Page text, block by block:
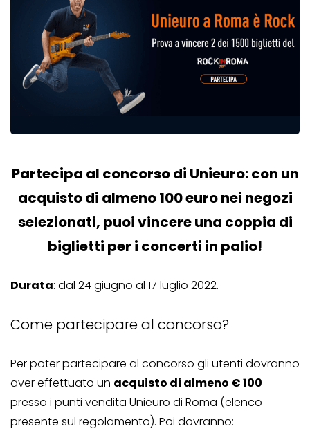
Partecipa al concorso di Unieuro: con un
acquisto di almeno 100 euro nei negozi
selezionati, puoi vincere una coppia di
biglietti per i concerti in palio!
Durata: dal 24 giugno al 17 luglio 2022.
Come partecipare al concorso?
Per poter partecipare al concorso gli utenti dovranno
aver effettuato un acquisto di almeno € 100
presso i punti vendita Unieuro di Roma (elenco
presente sul regolamento). Poi dovranno: